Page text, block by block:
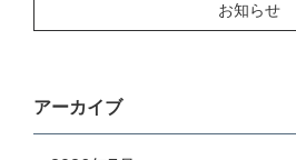
お知らせ
アーカイブ